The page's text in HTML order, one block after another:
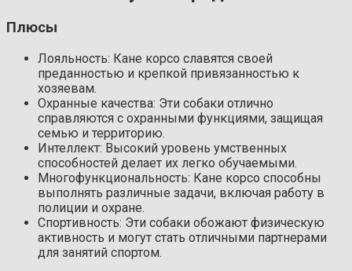
Плюсы
Лояльность: Кане корсо славятся своей
преданностью и крепкой привязанностью к
хозяевам.
Охранные качества: Эти собаки отлично
справляются с охранными функциями, защищая
семью и территорию.
Интеллект: Высокий уровень умственных
способностей делает их легко обучаемыми.
Многофункциональность: Кане корсо способны
выполнять различные задачи, включая работу в
полиции и охране.
Спортивность: Эти собаки обожают физическую
активность и могут стать отличными партнерами
для занятий спортом.